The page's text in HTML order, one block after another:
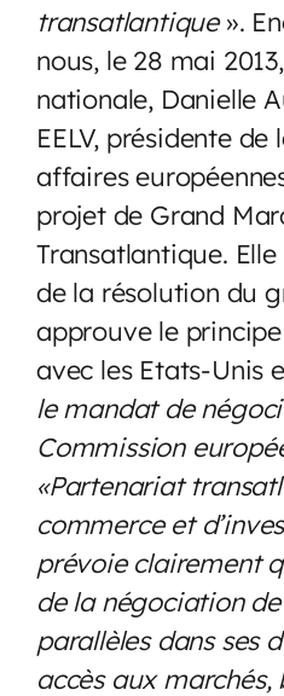
transatlantique».
nous, le 28 mai
nationale, Danielle
EELV, présidente
affaires
projet de Grand
Transatlantique.
de la résolution du
approuve le
avec les Etats-Unis
le mandat de
Commission
«Partenariat
commerce et
prévoie clairement
de la négociation
parallèles dans ses
accès aux marchés,